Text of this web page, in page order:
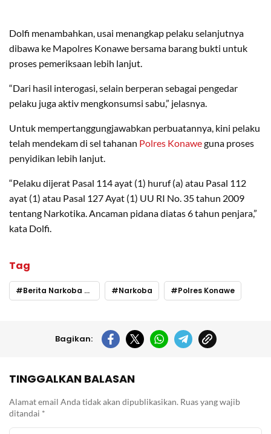
Dolfi menambahkan, usai menangkap pelaku selanjutnya
dibawa ke Mapolres Konawe bersama barang bukti untuk
proses pemeriksaan lebih lanjut.
“Dari hasil interogasi, selain berperan sebagai pengedar
pelaku juga aktiv mengkonsumsi sabu,” jelasnya.
Untuk mempertanggungjawabkan perbuatannya, kini pelaku
telah mendekam di sel tahanan Polres Konaweguna proses
penyidikan lebih lanjut.
“Pelaku dijerat Pasal 114 ayat (1) huruf (a) atau Pasal 112
ayat (1) atau Pasal 127 Ayat (1) UU RI No. 35 tahun 2009
tentang Narkotika. Ancaman pidana diatas 6 tahun penjara,”
kata Dolfi.
Tag
Berita Narkoba Hari ini Narkoba Polres Konawe
Bagikan:
TINGGALKAN BALASAN
Alamat email Anda tidak akan dipublikasikan. Ruas yang wajib
ditandai *